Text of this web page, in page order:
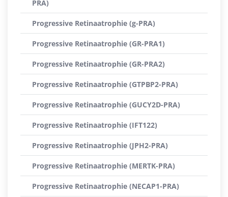
PRA)
Progressive Retinaatrophie (g-PRA)
Progressive Retinaatrophie (GR-PRA1)
Progressive Retinaatrophie (GR-PRA2)
Progressive Retinaatrophie (GTPBP2-PRA)
Progressive Retinaatrophie (GUCY2D-PRA)
Progressive Retinaatrophie (IFT122)
Progressive Retinaatrophie (JPH2-PRA)
Progressive Retinaatrophie (MERTK-PRA)
Progressive Retinaatrophie (NECAP1-PRA)